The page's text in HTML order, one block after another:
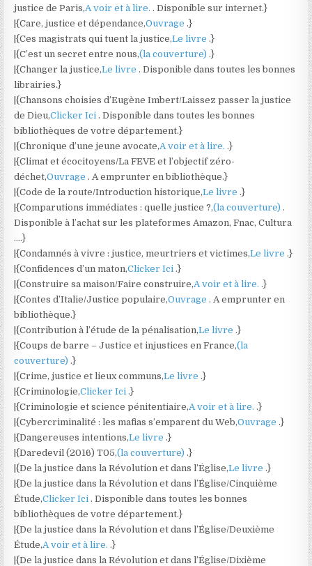
justice de Paris,A voir et à lire. . Disponible sur internet.}
|{Care, justice et dépendance,Ouvrage .}
|{Ces magistrats qui tuent la justice,Le livre .}
|{C’est un secret entre nous,(la couverture) .}
|{Changer la justice,Le livre . Disponible dans toutes les bonnes
librairies.}
|{Chansons choisies d’Eugène Imbert/Laissez passer la justice
de Dieu,Clicker Ici . Disponible dans toutes les bonnes
bibliothèques de votre département.}
|{Chronique d’une jeune avocate,A voir et à lire. .}
|{Climat et écocitoyens/La FEVE et l’objectif zéro-
déchet,Ouvrage . A emprunter en bibliothèque.}
|{Code de la route/Introduction historique,Le livre .}
|{Comparutions immédiates : quelle justice ?,(la couverture) .
Disponible à l’achat sur les plateformes Amazon, Fnac, Cultura
….}
|{Condamnés à vivre : justice, meurtriers et victimes,Le livre .}
|{Confidences d’un maton,Clicker Ici .}
|{Construire sa maison/Faire construire,A voir et à lire. .}
|{Contes d’Italie/Justice populaire,Ouvrage . A emprunter en
bibliothèque.}
|{Contribution à l’étude de la pénalisation,Le livre .}
|{Coups de barre – Justice et injustices en France,(la
couverture) .}
|{Crime, justice et lieux communs,Le livre .}
|{Criminologie,Clicker Ici .}
|{Criminologie et science pénitentiaire,A voir et à lire. .}
|{Cybercriminalité : les mafias s’emparent du Web,Ouvrage .}
|{Dangereuses intentions,Le livre .}
|{Daredevil (2016) T05,(la couverture) .}
|{De la justice dans la Révolution et dans l’Église,Le livre .}
|{De la justice dans la Révolution et dans l’Église/Cinquième
Étude,Clicker Ici . Disponible dans toutes les bonnes
bibliothèques de votre département.}
|{De la justice dans la Révolution et dans l’Église/Deuxième
Étude,A voir et à lire. .}
|{De la justice dans la Révolution et dans l’Église/Dixième